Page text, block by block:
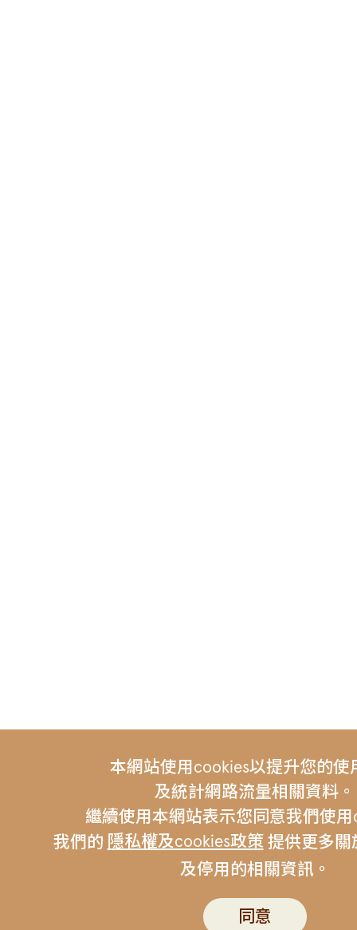
友站連結 | 伯朗咖啡 金車集
伯朗行動APP 隱私權政策
本網站使用cookies以提升您的使
及統計網路流量相關資料。
繼續使用本網站表示您同意我們使
我們的 隱私權及cookies政策 提供更多關
及停用的相關資訊。
同意